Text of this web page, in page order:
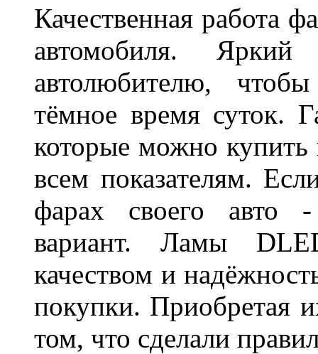
Качественная работа
автомобиля.
автолюбителю,
тёмное время суток.
которые можно
всем показателям.
фарах своего авто
вариант. Ламы
качеством и
покупки. Приобретая
том, что сделали